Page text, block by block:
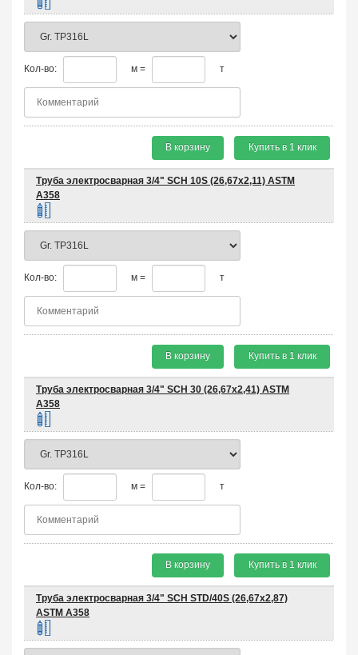
Кол-во: м = т
В корзину Купить в 1 клик
Труба электросварная 3/4" SCH 10S (26,67х2,11) ASTM
A358
Кол-во: м = т
В корзину Купить в 1 клик
Труба электросварная 3/4" SCH 30 (26,67х2,41) ASTM
A358
Кол-во: м = т
В корзину Купить в 1 клик
Труба электросварная 3/4" SCH STD/40S (26,67х2,87)
ASTM A358